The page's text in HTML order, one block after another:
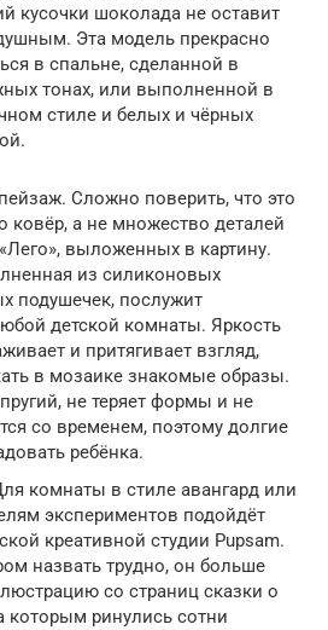
кусочки шоколада не оставит
Эта модель прекрасно
в спальне, сделанной в
тонах, или выполненной в
стиле и белых и чёрных
Сложно поверить, что это
ковёр, а не множество деталей
выложенных в картину.
из силиконовых
подушечек, послужит
детской комнаты. Яркость
и притягивает взгляд,
в мозаике знакомые образы.
не теряет формы и не
со временем, поэтому долгие
ребёнка.
комнаты в стиле авангард или
экспериментов подойдёт
креативной студии Pupsam.
назвать трудно, он больше
со страниц сказки о
которым ринулись сотни